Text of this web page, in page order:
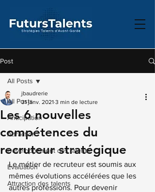
Post
All Posts
Anticipation
Attraction
Développement des talents
Évaluation
Attraction des talents
All Posts
Les 6 nouvelles
compétences du
recruteur stratégique
jbaudrerie
31 janv. 2021 3 min de lecture
Le métier de recruteur est soumis aux
mêmes évolutions accélérées que les
autres professions. Pour devenir